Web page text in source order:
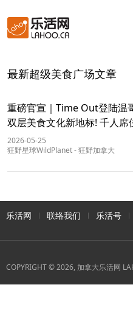
最新超级美食广场文章
重磅官宣｜Time Out登陆温
双层美食文化新地标! 千人席
环球品牌
2026-05-25
狂野星球WildPlanet-狂野加拿大
乐活网 联络我们 乐活号
COPYRIGHT © 2026, 加拿大乐活网